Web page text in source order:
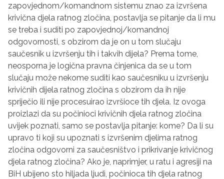
zapovjednom/komandnom sistemu znao za izvršena
krivična djela ratnog zločina, postavlja se pitanje da li mu
se treba i suditi po zapovjednoj/komandnoj
odgovornosti, s obzirom da je on u tom slučaju
saučesnik u izvršenju tih i takvih dijela? Prema tome,
neosporna je logična pravna činjenica da se u tom
slučaju može nekome suditi kao saučesniku u izvršenju
krivičnih dijela ratnog zločina s obzirom da ih nije
spriječio ili nije procesuirao izvršioce tih djela. Iz ovoga
proizlazi da su počinioci krivičnih djela ratnog zločina
uvijek poznati, samo se postavlja pitanje: kome? Da li su
upravo ti koji su upoznati s izvršenim djelima ratnog
zločina odgovorni za saučesništvo i prikrivanje krivičnog
djela ratnog zločina? Ako je, naprimjer, u ratu i agresiji na
BiH ubijeno sto hiljada ljudi, počinioca tih djela ratnog